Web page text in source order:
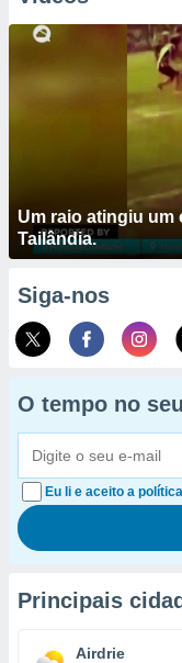
Um raio atingiu um
Tailândia.
Siga-nos
O tempo no
Eu li e aceito a
Principais
Airdrie